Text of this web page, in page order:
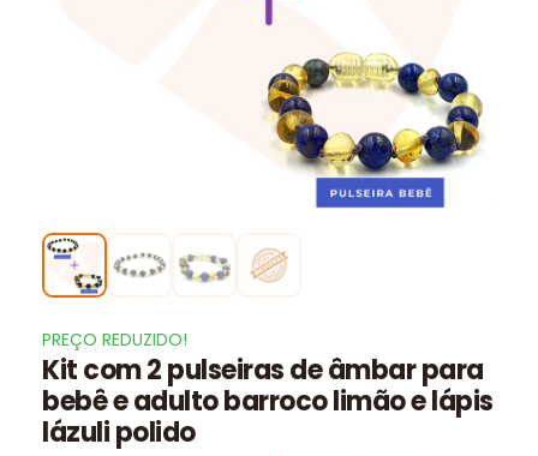
PREÇO REDUZIDO!
Kit com 2 pulseiras de âmbar para
bebê e adulto barroco limão e lápis
lázuli polido